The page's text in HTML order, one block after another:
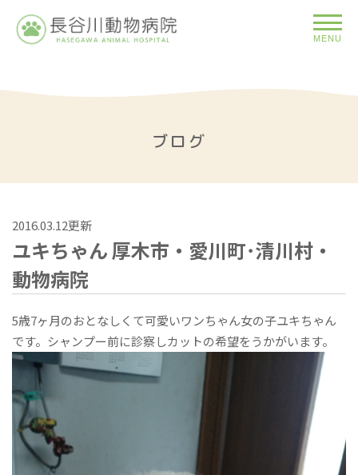
MENU
ブログ
2016.03.12更新
ユキちゃん 厚木市・愛川町･清川村・
動物病院
5歳7ヶ月のおとなしくて可愛いワンちゃん女の子ユキちゃん
です。シャンプー前に診察しカットの希望をうかがいます。